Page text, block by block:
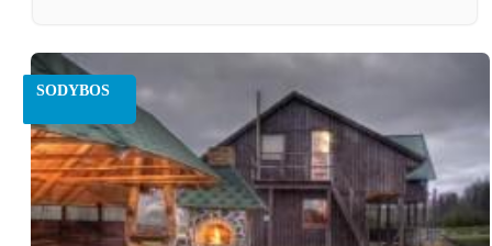
www.gaspada.lt
SODYBOS